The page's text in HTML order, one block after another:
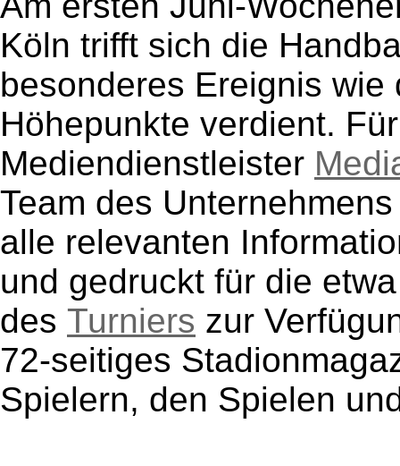
Köln trifft sich die
besonderes Ereignis
Höhepunkte verdient.
Mediendienstleister
Team des
alle relevanten
und gedruckt für die
des Turniers zur
72-seitiges
Spielern, den Spielen